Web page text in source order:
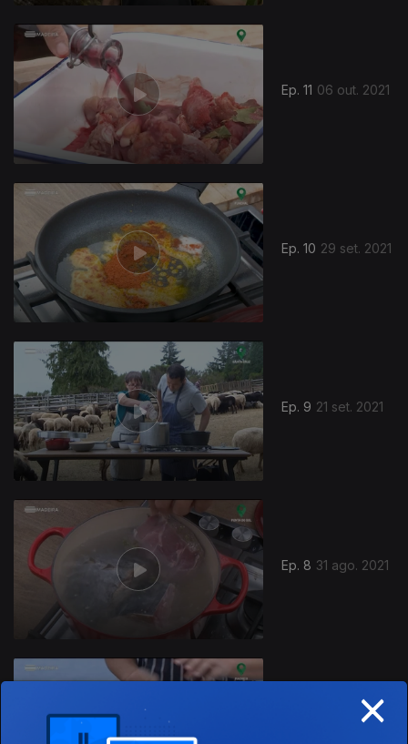
Ep. 11 06 out. 2021
Ep. 10 29 set. 2021
Ep. 9 21 set. 2021
Ep. 8 31 ago. 2021
24 ago. 2021
×